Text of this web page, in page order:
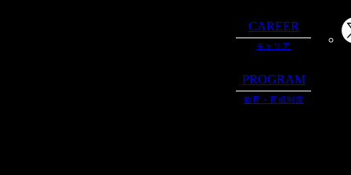
CAREER
キャリア
PROGRAM
教育・育成制度